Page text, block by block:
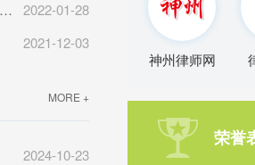
湖州市律师行业业务档案立卷归档指引（试行）
2022-01-28
2021-12-03
MORE +
2024-10-23
神州律师网
荣誉